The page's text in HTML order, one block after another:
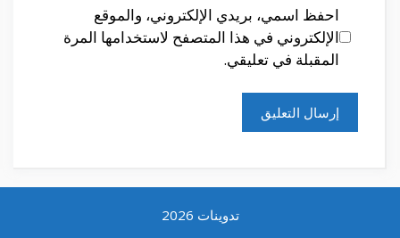
احفظ اسمي، بريدي الإلكتروني، والموقع
الإلكتروني في هذا المتصفح لاستخدامها المرة
المقبلة في تعليقي.
تدوينات 2026